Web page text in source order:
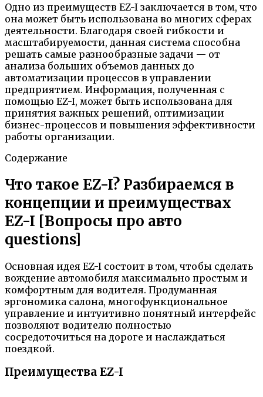
Одно из преимуществ EZ-I заключается в том, что
она может быть использована во многих сферах
деятельности. Благодаря своей гибкости и
масштабируемости, данная система способна
решать самые разнообразные задачи — от
анализа больших объемов данных до
автоматизации процессов в управлении
предприятием. Информация, полученная с
помощью EZ-I, может быть использована для
принятия важных решений, оптимизации
бизнес-процессов и повышения эффективности
работы организации.
Содержание
Что такое EZ-I? Разбираемся в
концепции и преимуществах
EZ-I [Вопросы про авто
questions]
Основная идея EZ-I состоит в том, чтобы сделать
вождение автомобиля максимально простым и
комфортным для водителя. Продуманная
эргономика салона, многофункциональное
управление и интуитивно понятный интерфейс
позволяют водителю полностью
сосредоточиться на дороге и наслаждаться
поездкой.
Преимущества EZ-I